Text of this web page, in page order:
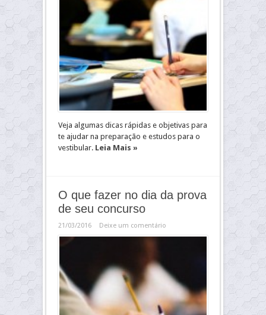
Veja algumas dicas rápidas e objetivas para
te ajudar na preparação e estudos para o
vestibular. Leia Mais »
O que fazer no dia da prova
de seu concurso
21/03/2016 Deixe um comentário